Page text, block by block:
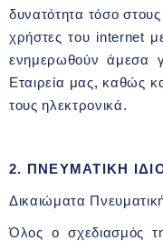
δυνατότητα τόσο
χρήστες του internet
ενημερωθούν άμεσα
Εταιρεία μας, καθώς
τους ηλεκτρονικά.
2. ΠΝΕΥΜΑΤΙΚΗ
Δικαιώματα
Όλος ο σχεδιασμός